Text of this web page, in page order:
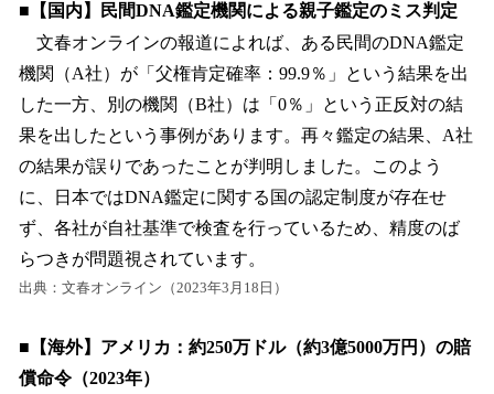
■【国内】民間DNA鑑定機関による親子鑑定のミス判定
文春オンラインの報道によれば、ある民間のDNA鑑定
機関（A社）が「父権肯定確率：99.9％」という結果を出
した一方、別の機関（B社）は「0％」という正反対の結
果を出したという事例があります。再々鑑定の結果、A社
の結果が誤りであったことが判明しました。このよう
に、日本ではDNA鑑定に関する国の認定制度が存在せ
ず、各社が自社基準で検査を行っているため、精度のば
らつきが問題視されています。
出典：文春オンライン（2023年3月18日）
■【海外】アメリカ：約250万ドル（約3億5000万円）の賠
償命令（2023年）